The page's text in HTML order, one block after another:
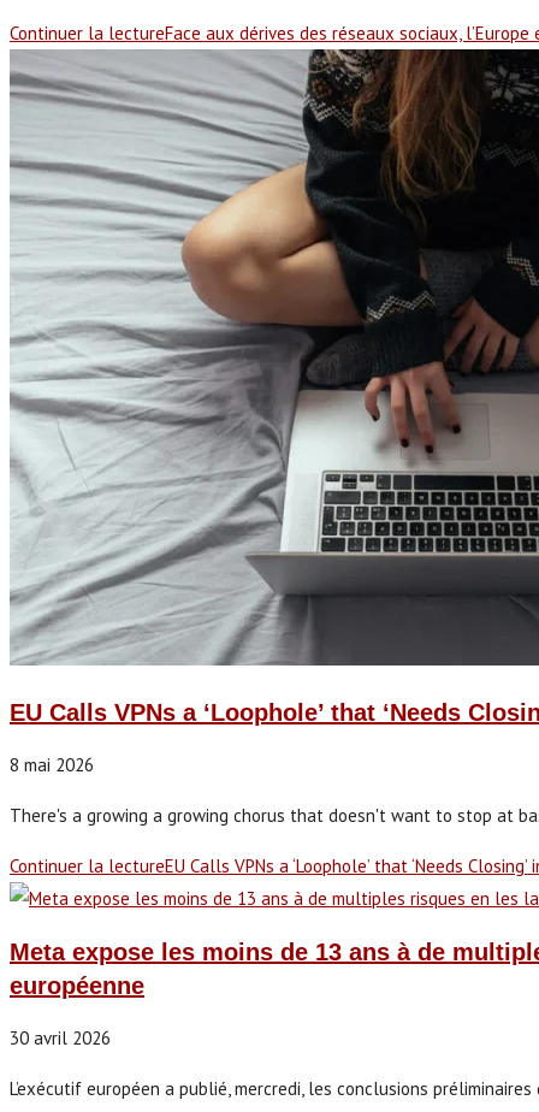
Continuer la lectureFace aux dérives des réseaux sociaux,
EU Calls VPNs a ‘Loophole’ that ‘Needs
8 mai 2026
There's a growing a growing chorus that doesn't want to stop at
Continuer la lectureEU Calls VPNs a ‘Loophole’ that ‘Needs
Meta expose les moins de 13 ans à de
européenne
30 avril 2026
L’exécutif européen a publié, mercredi, les conclusions